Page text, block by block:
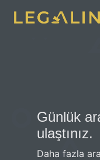
Günlük
ulaştınız.
Daha fazla